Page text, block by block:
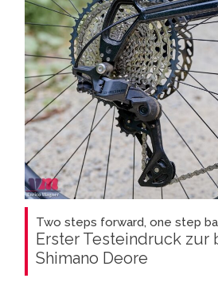
Two steps forward, one step
Erster Testeindruck zur
Shimano Deore